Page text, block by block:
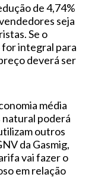
de 4,74%
seja
Se o
integral para
deverá ser
média
natural poderá
outros
da Gasmig,
vai fazer o
em relação